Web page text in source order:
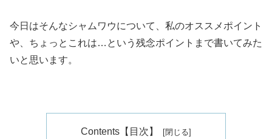
今日はそんなシャムワウについて、私のオススメポイント
や、ちょっとこれは…という残念ポイントまで書いてみた
いと思います。
Contents【目次】